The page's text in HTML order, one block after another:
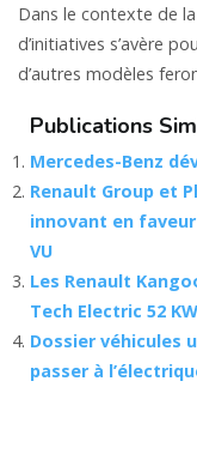
Dans le contexte de
d’initiatives s’avère
d’autres modèles
Publications
Mercedes-Benz
Renault Group et
innovant en
VU
Les Renault
Tech Electric 52
Dossier véhicules
passer à